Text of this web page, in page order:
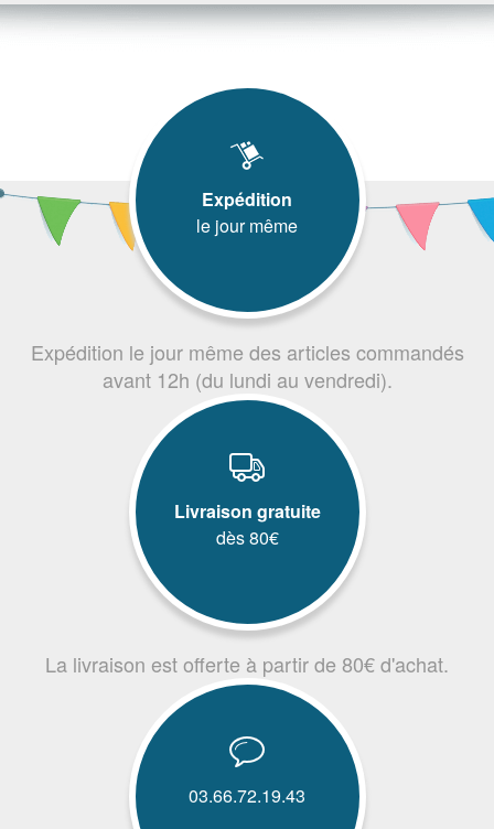
Expédition
le jour même
Expédition le jour même des articles commandés
avant 12h (du lundi au vendredi).
Livraison gratuite
dès 80€
La livraison est offerte à partir de 80€ d'achat.
03.66.72.19.43